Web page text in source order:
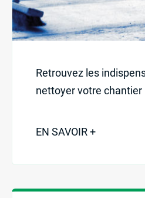
Retrouvez les
nettoyer votre chantier
EN SAVOIR +